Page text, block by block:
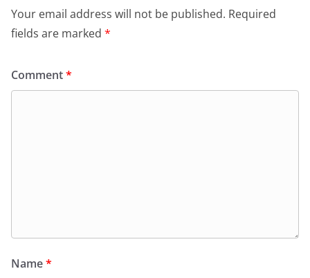
Your email address will not be published. Required
fields are marked *
Comment*
Name*